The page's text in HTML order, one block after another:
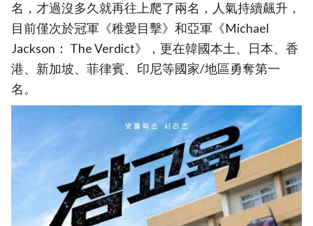
名，才過沒多久就再往上爬了兩名，人氣持續飆升，
目前僅次於冠軍《稚愛目擊》和亞軍《Michael
Jackson： The Verdict》，更在韓國本土、日本、香
港、新加坡、菲律賓、印尼等國家/地區勇奪第一
名。